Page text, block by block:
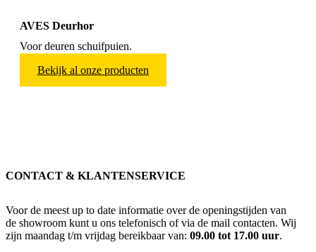
AVES Deurhor
Voor deuren schuifpuien.
Bekijk al onze producten
CONTACT & KLANTENSERVICE
Voor de meest up to date informatie over de openingstijden van
de showroom kunt u ons telefonisch of via de mail contacten. Wij
zijn maandag t/m vrijdag bereikbaar van: 09.00 tot 17.00 uur.